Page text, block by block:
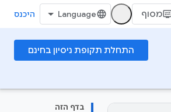
מסוף היכנס
התחלת תקופת ניסיון בחינם
בדף הזה